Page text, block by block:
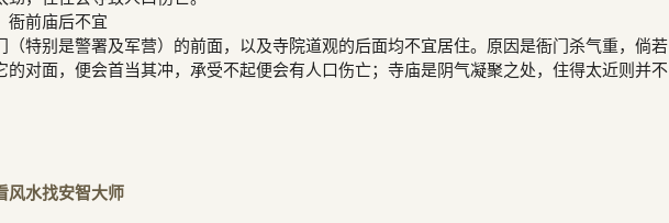
衙前庙后不宜
（特别是警署及军营）的前面，以及寺院道观的后面均不宜居住。原因是衙门杀气重，倘若
的对面，便会首当其冲，承受不起便会有人口伤亡；寺庙是阴气凝聚之处，住得太近则并不
风水找安智大师